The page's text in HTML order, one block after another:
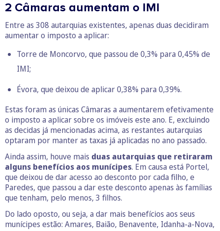
2 Câmaras aumentam o IMI
Entre as 308 autarquias existentes, apenas duas decidiram
aumentar o imposto a aplicar:
Torre de Moncorvo, que passou de 0,3% para 0,45% de
IMI;
Évora, que deixou de aplicar 0,38% para 0,39%.
Estas foram as únicas Câmaras a aumentarem efetivamente
o imposto a aplicar sobre os imóveis este ano. E, excluindo
as decidas já mencionadas acima, as restantes autarquias
optaram por manter as taxas já aplicadas no ano passado.
Ainda assim, houve mais duas autarquias que retiraram
alguns benefícios aos munícipes. Em causa está Portel,
que deixou de dar acesso ao desconto por cada filho, e
Paredes, que passou a dar este desconto apenas às famílias
que tenham, pelo menos, 3 filhos.
Do lado oposto, ou seja, a dar mais benefícios aos seus
munícipes estão: Amares, Baião, Benavente, Idanha-a-Nova,